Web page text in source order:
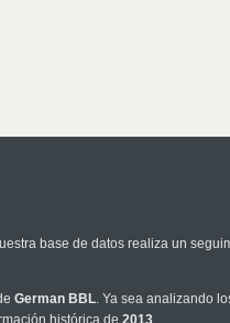
base de datos realiza un
German BBL. Ya sea analizando
histórica de 2013.